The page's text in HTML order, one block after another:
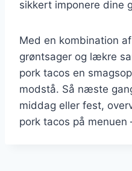
sikkert imponere dine
Med en kombination
grøntsager og lækre
pork tacos en
modstå. Så næste
middag eller fest,
pork tacos på